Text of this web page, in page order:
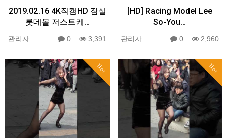
2019.02.16 4K직캠HD 잠실
롯데몰 저스트케…
관리자 0 3,391
[HD] Racing Model Lee
So-You…
관리자 0 2,960
Hot Hot